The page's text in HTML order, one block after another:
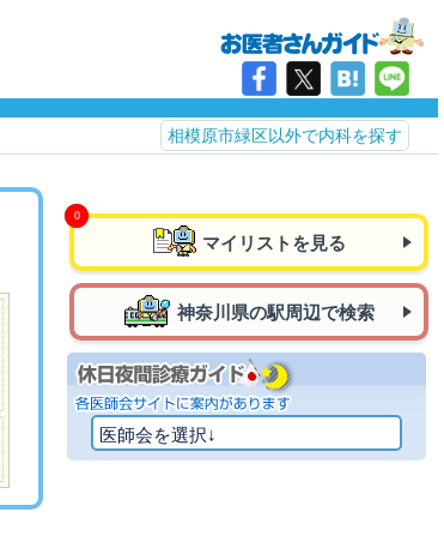
相模原市緑区以外で内科を探す
マイリストを見る
神奈川県の駅周辺で検索